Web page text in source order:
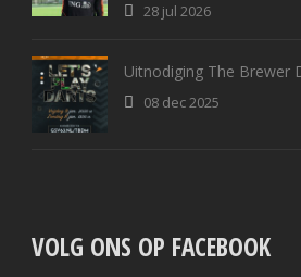
28 jul 2026
Uitnodiging The Brewer
08 dec 2025
VOLG ONS OP FACEBOOK